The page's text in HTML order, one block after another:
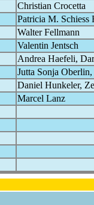
Christian Crocetta
Patricia M. Schiess
Walter Fellmann
Valentin Jentsch
Andrea Haefeli,
Jutta Sonja
Daniel Hunkeler,
Marcel Lanz